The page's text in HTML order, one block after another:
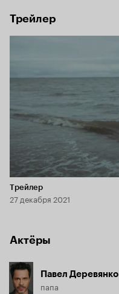
Трейлер
Длительность 53 сек
Трейлер
27 декабря 2021
Актёры
Павел Деревянко
папа